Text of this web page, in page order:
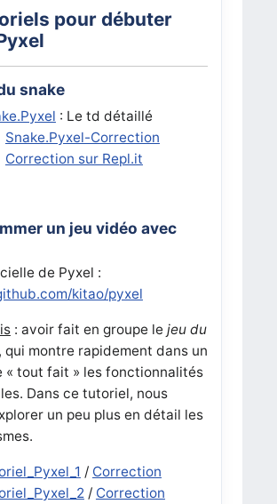
pour débuter
snake
: Le td détaillé
Snake.Pyxel-Correction
Correction sur Repl.it
un jeu vidéo avec
de Pyxel :
kitao/pyxel
: avoir fait en groupe le jeu du
qui montre rapidement dans un
« tout fait » les fonctionnalités
Dans ce tutoriel, nous
un peu plus en détail les
/ Correction
/ Correction